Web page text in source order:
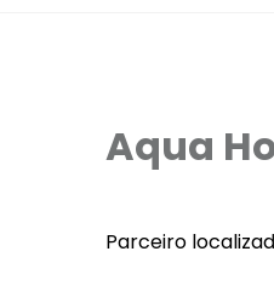
Aqua
Parceiro